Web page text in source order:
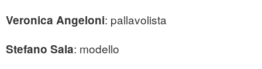
Veronica Angeloni: pallavolista
Stefano Sala: modello